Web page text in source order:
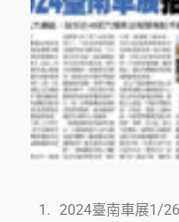
2024臺南車展1/